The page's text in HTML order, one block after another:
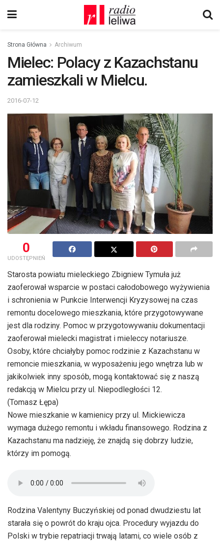
Strona Główna Archiwum
Mielec: Polacy z Kazachstanu
zamieszkali w Mielcu.
2016-07-12
0
UDOSTĘPNIEŃ
Starosta powiatu mieleckiego Zbigniew Tymuła już
zaoferował wsparcie w postaci całodobowego wyżywienia
i schronienia w Punkcie Interwencji Kryzysowej na czas
remontu docelowego mieszkania, które przygotowywane
jest dla rodziny. Pomoc w przygotowywaniu dokumentacji
zaoferował mielecki magistrat i mieleccy notariusze.
Osoby, które chciałyby pomoc rodzinie z Kazachstanu w
remoncie mieszkania, w wyposażeniu jego wnętrza lub w
jakikolwiek inny sposób, mogą kontaktować się z naszą
redakcją w Mielcu przy ul. Niepodległości 12.
(Tomasz Łępa)
Nowe mieszkanie w kamienicy przy ul. Mickiewicza
wymaga dużego remontu i wkładu finansowego. Rodzina z
Kazachstanu ma nadzieję, że znajdą się dobrzy ludzie,
którzy im pomogą.
Rodzina Valentyny Buczyńskiej od ponad dwudziestu lat
starała się o powrót do kraju ojca. Procedury wyjazdu do
Polski w trybie repatriacji trwają latami, co wiele osób z